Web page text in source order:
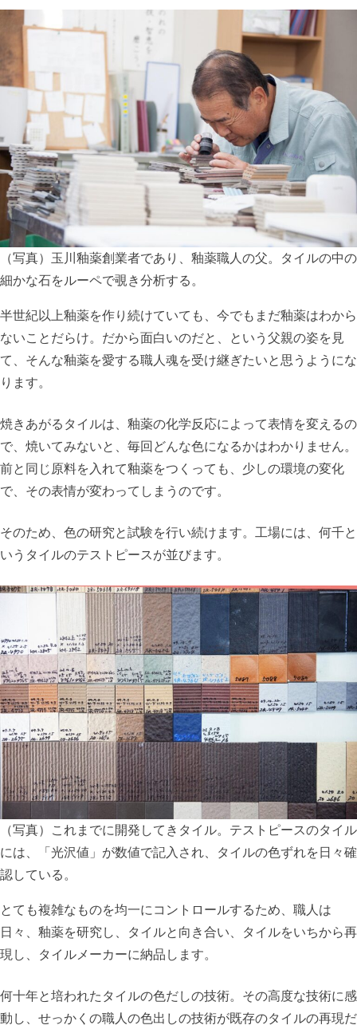
（写真）玉川釉薬創業者であり、釉薬職人の父。タイルの中の
細かな石をルーペで覗き分析する。
半世紀以上釉薬を作り続けていても、今でもまだ釉薬はわから
ないことだらけ。だから面白いのだと、という父親の姿を見
て、そんな釉薬を愛する職人魂を受け継ぎたいと思うようにな
ります。
焼きあがるタイルは、釉薬の化学反応によって表情を変えるの
で、焼いてみないと、毎回どんな色になるかはわかりません。
前と同じ原料を入れて釉薬をつくっても、少しの環境の変化
で、その表情が変わってしまうのです。
そのため、色の研究と試験を行い続けます。工場には、何千と
いうタイルのテストピースが並びます。
（写真）これまでに開発してきタイル。テストピースのタイル
には、「光沢値」が数値で記入され、タイルの色ずれを日々確
認している。
とても複雑なものを均一にコントロールするため、職人は
日々、釉薬を研究し、タイルと向き合い、タイルをいちから再
現し、タイルメーカーに納品します。
何十年と培われたタイルの色だしの技術。その高度な技術に感
動し、せっかくの職人の色出しの技術が既存のタイルの再現だ